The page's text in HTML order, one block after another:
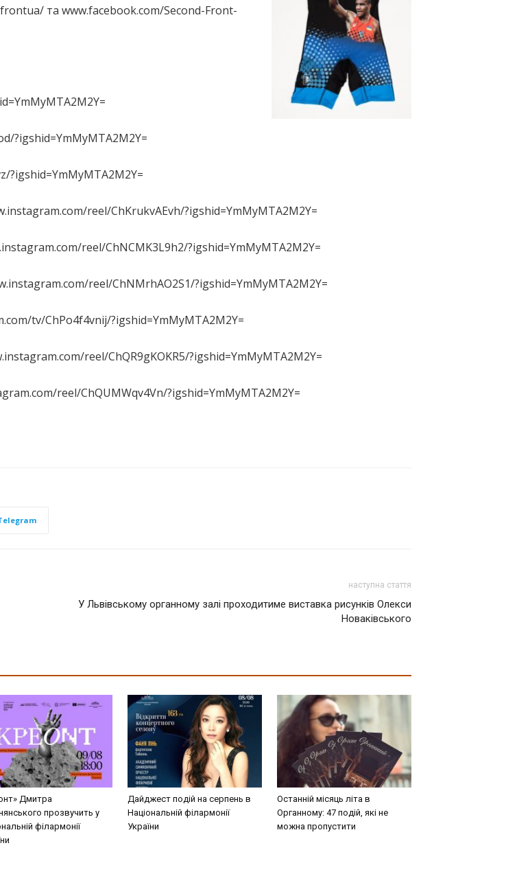
та www.facebook.com/Second-Front-
?igshid=YmMyMTA2M2Y=
?igshid=YmMyMTA2M2Y=
reel/ChKrukvAEvh/?igshid=YmMyMTA2M2Y=
reel/ChNCMK3L9h2/?igshid=YmMyMTA2M2Y=
reel/ChNMrhAO2S1/?igshid=YmMyMTA2M2Y=
tv/ChPo4f4vnij/?igshid=YmMyMTA2M2Y=
reel/ChQR9gKOKR5/?igshid=YmMyMTA2M2Y=
reel/ChQUMWqv4Vn/?igshid=YmMyMTA2M2Y=
наступна стаття
У Львівському органному залі проходитиме виставка рисунків Олекси
Новаківського
Дмитра
прозвучить у
філармонії
Дайджест подій на серпень в
Національній філармонії
України
Останній місяць літа в
Органному: 47 подій, які не
можна пропустити